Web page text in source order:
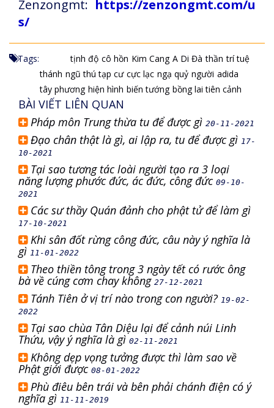
Zenzongmt:
https://zenzongmt.com/u
s/
Tags: tịnh độ cô hồn Kim Cang A Di Đà thần trí tuệ
thánh ngũ thú tạp cư cực lạc ngạ quỷ người adida
tây phương hiện hình biến tướng bồng lai tiên cảnh
BÀI VIẾT LIÊN QUAN
Pháp môn Trung thừa tu để được gì 20-11-2021
Đạo chân thật là gì, ai lập ra, tu để được gì 17-
10-2021
Tại sao tương tác loài người tạo ra 3 loại
năng lượng phước đức, ác đức, công đức 09-10-
2021
Các sư thầy Quán đảnh cho phật tử để làm gì
17-10-2021
Khi sân đốt rừng công đức, câu này ý nghĩa là
gì 11-01-2022
Theo thiền tông trong 3 ngày tết có rước ông
bà về cúng cơm chay không27-12-2021
Tánh Tiên ở vị trí nào trong con người? 19-02-
2022
Tại sao chùa Tân Diệu lại để cảnh núi Linh
Thứu, vậy ý nghĩa là gì 02-11-2021
Không dẹp vọng tưởng được thì làm sao về
Phật giới được 08-01-2022
Phù điêu bên trái và bên phải chánh điện có ý
nghĩa gì 11-11-2019